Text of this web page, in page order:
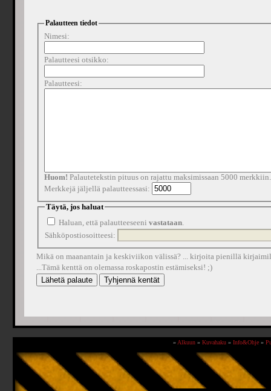
Palautteen tiedot
Nimesi:
Palautteesi otsikko:
Palautteesi:
Huom! Palautetekstin pituus on rajattu maksimissaan 5000 merkkiin.
Merkkejä jäljellä palautteessasi:
Täytä, jos haluat
Haluan, että palautteeseeni vastataan.
Sähköpostiosoitteesi:
Mikä on maanantain ja keskiviikon välissä? ... kirjoita pienillä
...Tämä kenttä on olemassa roskapostin estämiseksi! ;)
» Alkuun» Kuvahaku» Info&Ohje»